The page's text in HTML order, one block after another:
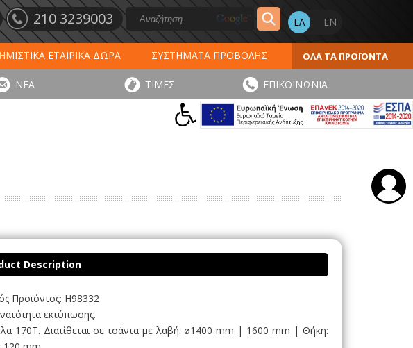
210 3239003
ΕΤΑΙΡΙΚΑ ΔΩΡΑ
ΣΥΣΤΗΜΑΤΑ ΠΡΟΒΟΛΗΣ
ΕΙΣΟΔΟΥ ΗΜΕΡΟΛΟΓΙΑ 2027
ΕΚΤΥΠΩΣΕΙΣ
ΑΥΤΟΚΟΛΛΗΤΑ - ΕΤΙΚΕΤΕΣ
ΟΛΑ ΤΑ ΠΡΟΪΟΝΤΑ
ΝΕΑ ΤΙΜΕΣ ΕΠΙΚΟΙΝΩΝΙΑ
Description
Προϊόντος: H98332
εκτύπωσης.
170T. Διατίθεται σε τσάντα με λαβή. ø1400 mm | 1600 mm | Θήκη: